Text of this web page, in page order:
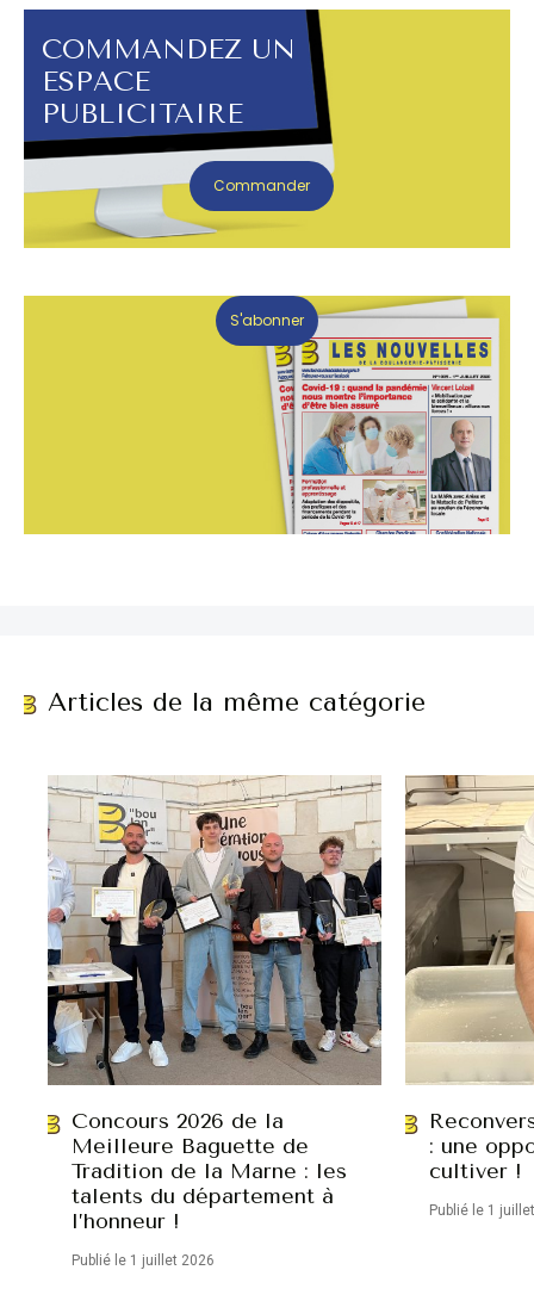
COMMANDEZ UN
ESPACE
PUBLICITAIRE
Commander
S'abonner
Articles de la même catégorie
Concours 2026 de la
Meilleure Baguette de
Tradition de la Marne : les
talents du département à
l’honneur !
Publié le 1 juillet 2026
: une
cultiver !
Publié le 1